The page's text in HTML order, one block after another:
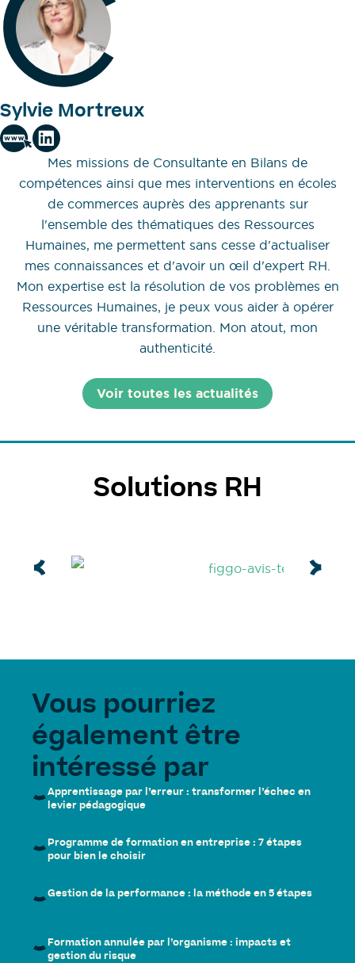
Sylvie Mortreux
Mes missions de Consultante en Bilans de
compétences ainsi que mes interventions en écoles
de commerces auprès des apprenants sur
l'ensemble des thématiques des Ressources
Humaines, me permettent sans cesse d'actualiser
mes connaissances et d'avoir un œil d'expert RH.
Mon expertise est la résolution de vos problèmes en
Ressources Humaines, je peux vous aider à opérer
une véritable transformation. Mon atout, mon
authenticité.
Voir toutes les actualités
Solutions RH
Vous pourriez
également être
intéressé par
Apprentissage par l’erreur : transformer l’échec en
levier pédagogique
Programme de formation en entreprise : 7 étapes
pour bien le choisir
Gestion de la performance : la méthode en 5 étapes
Formation annulée par l’organisme : impacts et
gestion du risque